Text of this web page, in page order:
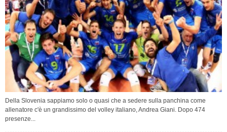
Della Slovenia sappiamo solo o quasi che a sedere sulla panchina come
allenatore c'è un grandissimo del volley italiano, Andrea Giani. Dopo 474
presenze...